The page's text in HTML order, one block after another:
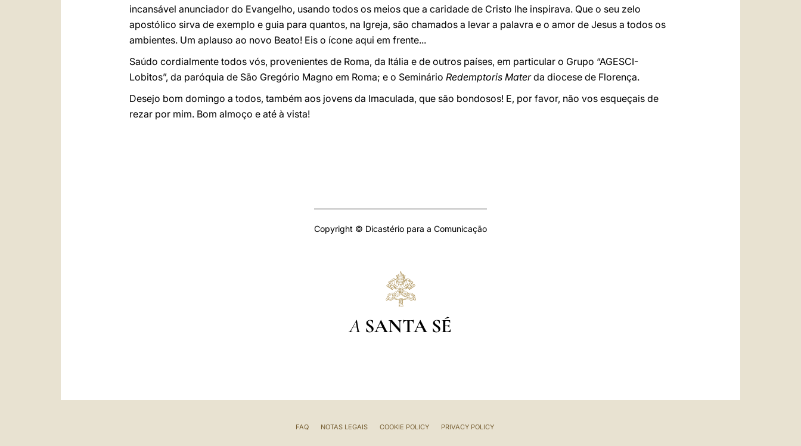
incansável anunciador do Evangelho, usando todos os meios que a caridade de Cristo lhe inspirava. Que o seu zelo
apostólico sirva de exemplo e guia para quantos, na Igreja, são chamados a levar a palavra e o amor de Jesus a todos os
ambientes. Um aplauso ao novo Beato! Eis o ícone aqui em frente...
Saúdo cordialmente todos vós, provenientes de Roma, da Itália e de outros países, em particular o Grupo “AGESCI-
Lobitos”, da paróquia de São Gregório Magno em Roma; e o Seminário Redemptoris Materda diocese de Florença.
Desejo bom domingo a todos, também aos jovens da Imaculada, que são bondosos! E, por favor, não vos esqueçais de
rezar por mim. Bom almoço e até à vista!
Copyright © Dicastério para a Comunicação
A SANTA SÉ
FAQ NOTAS LEGAIS COOKIE POLICY PRIVACY POLICY